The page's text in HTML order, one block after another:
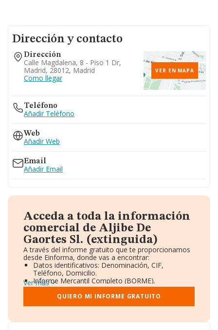
Dirección y contacto
Dirección
Calle Magdalena, 8 - Piso 1 Dr,
Madrid, 28012, Madrid
Como llegar
VER EN MAPA
Teléfono
Añadir Teléfono
Web
Añadir Web
Email
Añadir Email
Acceda a toda la información
comercial de Aljibe De
Gaortes Sl. (extinguida)
A través del informe gratuito que te proporcionamos
desde Einforma, donde vas a encontrar:
Datos identificativos: Denominación, CIF,
Teléfono, Domicilio.
Informe Mercantil Completo (BORME).
Gráficos de Evolución Ventas y Empleados.
Consejo de Administración y Administradores.
Directivos y Ejecutivos.
Ver más
QUIERO MI INFORME GRATUITO